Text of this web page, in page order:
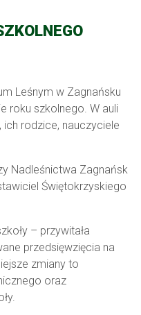
Leśnym w Zagnańsku
roku szkolnego. W auli
ich rodzice, nauczyciele
Nadleśnictwa Zagnańsk
Świętokrzyskiego
– przywitała
przedsięwzięcia na
zmiany to
oraz